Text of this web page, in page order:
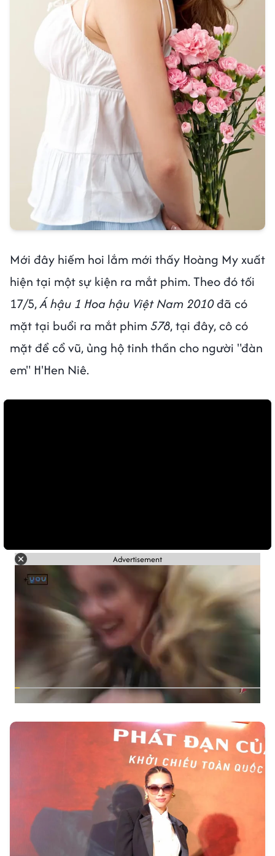
Mới đây hiếm hoi lắm mới thấy Hoàng My xuất
hiện tại một sự kiện ra mắt phim. Theo đó tối
17/5,Á hậu 1 Hoa hậu Việt Nam 2010đã có
mặt tại buổi ra mắt phim 578, tại đây, cô có
mặt để cổ vũ, ủng hộ tinh thần cho người "đàn
em" H'Hen Niê.
Advertisement